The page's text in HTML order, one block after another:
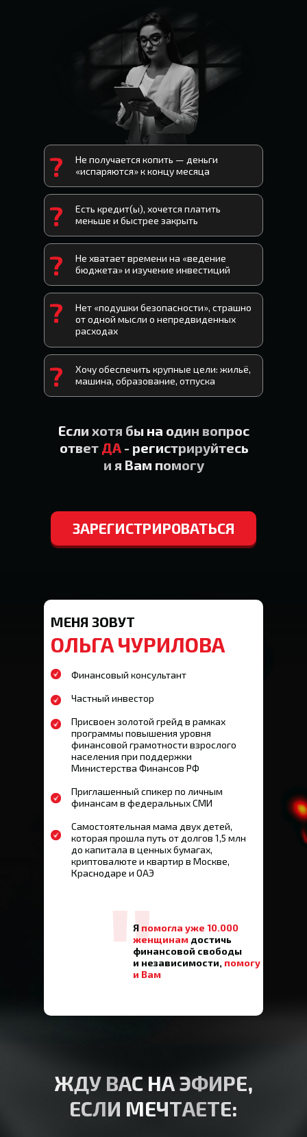
Не хватает времени на «ведение
бюджета» и изучение инвестиций
Хочу обеспечить крупные цели: жильё,
машина, образование, отпуска
Есть кредит(ы), хочется платить
меньше и быстрее закрыть
Нет «подушки безопасности», страшно
от одной мысли о непредвиденных
расходах
ЗАРЕГИСТРИРОВАТЬСЯ
Не получается копить — деньги
«испаряются» к концу месяца
Если хотя бы на один вопрос
ответ ДА- регистрируйтесь
и я Вам помогу
?
?
?
?
?
"
ОЛЬГА ЧУРИЛОВА
Я помогла уже 10.000
женщинам достичь
финансовой свободы
и независимости, помогу
и Вам
Финансовый консультант
Частный инвестор
Присвоен золотой грейд в рамках
программы повышения уровня
финансовой грамотности взрослого
населения при поддержки
Министерства Финансов РФ
Приглашенный спикер по личным
финансам в федеральных СМИ
Самостоятельная мама двух детей,
которая прошла путь от долгов 1,5 млн
до капитала в ценных бумагах,
криптовалюте и квартир в Москве,
Краснодаре и ОАЭ
МЕНЯ ЗОВУТ
ЖДУ ВАС НА ЭФИРЕ,
ЕСЛИ МЕЧТАЕТЕ: